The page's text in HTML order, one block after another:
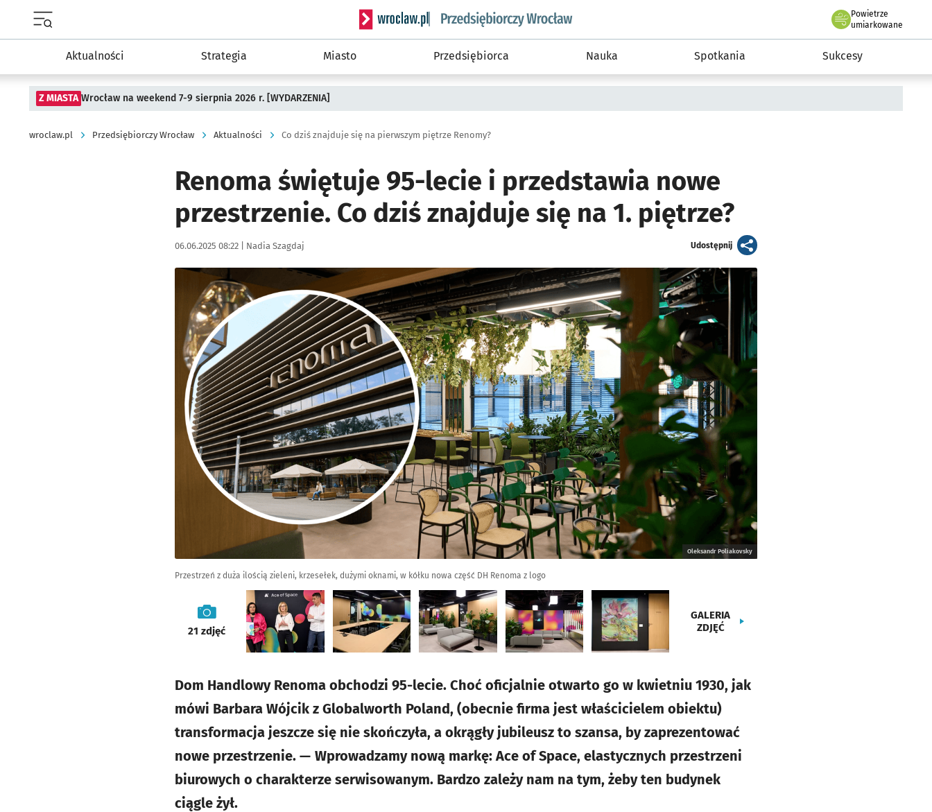
Serwis informacyjny wroclaw.pl podserwis: Strategia rozwoju przedsiębiorczości miasta Wrocławia
Powietrze
we Wrocławiu
umiarkowane
Aktualności Strategia Miasto Przedsiębiorca Nauka Spotkania Sukcesy
Z MIASTA Wrocław na weekend 7-9 sierpnia 2026 r. [WYDARZENIA]
wroclaw.pl Przedsiębiorczy Wrocław Aktualności Co dziś znajduje się na pierwszym piętrze Renomy?
Renoma świętuje 95-lecie i przedstawia nowe
przestrzenie. Co dziś znajduje się na 1. piętrze?
Data publikacji:
06.06.2025 08:22 | Autor:
Nadia Szagdaj Udostępnijartykuł
Kliknij, aby zobaczyć galerię
Oleksandr Poliakovsky
Przestrzeń z duża ilością zieleni, krzesełek, dużymi oknami, w kółku nowa część DH Renoma z logo
galeria
21 zdjęć
GALERIA
ZDJĘĆ
Dom Handlowy Renoma obchodzi 95-lecie. Choć oficjalnie otwarto go w kwietniu 1930, jak
mówi Barbara Wójcik z Globalworth Poland, (obecnie firma jest właścicielem obiektu)
transformacja jeszcze się nie skończyła, a okrągły jubileusz to szansa, by zaprezentować
nowe przestrzenie. — Wprowadzamy nową markę: Ace of Space, elastycznych przestrzeni
biurowych o charakterze serwisowanym. Bardzo zależy nam na tym, żeby ten budynek
ciągle żył.